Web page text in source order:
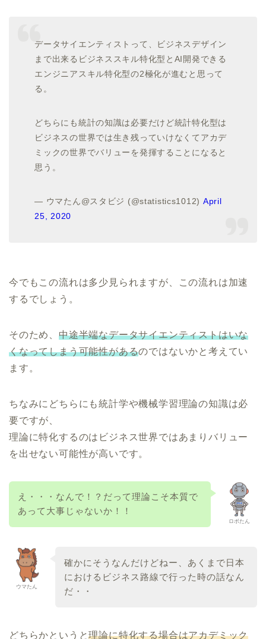
データサイエンティストって、ビジネスデザイン
まで出来るビジネススキル特化型とAI開発できる
エンジニアスキル特化型の2極化が進むと思って
る。
どちらにも統計の知識は必要だけど統計特化型は
ビジネスの世界では生き残っていけなくてアカデ
ミックの世界でバリューを発揮することになると
思う。
— ウマたん@スタビジ (@statistics1012) April
25, 2020
今でもこの流れは多少見られますが、この流れは加速
するでしょう。
そのため、 中途半端なデータサイエンティストはいな
くなってしまう可能性があるのではないかと考えてい
ます。
ちなみにどちらにも統計学や機械学習理論の知識は必
要ですが、
理論に特化するのはビジネス世界ではあまりバリュー
を出せない可能性が高いです。
ロボたん
え・・・なんで！？だって理論こそ本質で
あって大事じゃないか！！
ウマたん
確かにそうなんだけどねー、あくまで日本
におけるビジネス路線で行った時の話なん
だ・・
どちらかというと理論に特化する場合はアカデミック